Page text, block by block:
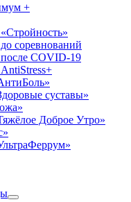
+
соревнований
COVID-19
суставы»
Доброе Утро»